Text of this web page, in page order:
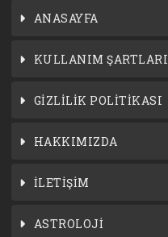
ANASAYFA
KULLANIM ŞARTLARI
GİZLİLİK POLİTİKASI
HAKKIMIZDA
İLETİŞİM
ASTROLOJİ